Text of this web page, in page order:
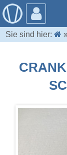
Sie sind hier: